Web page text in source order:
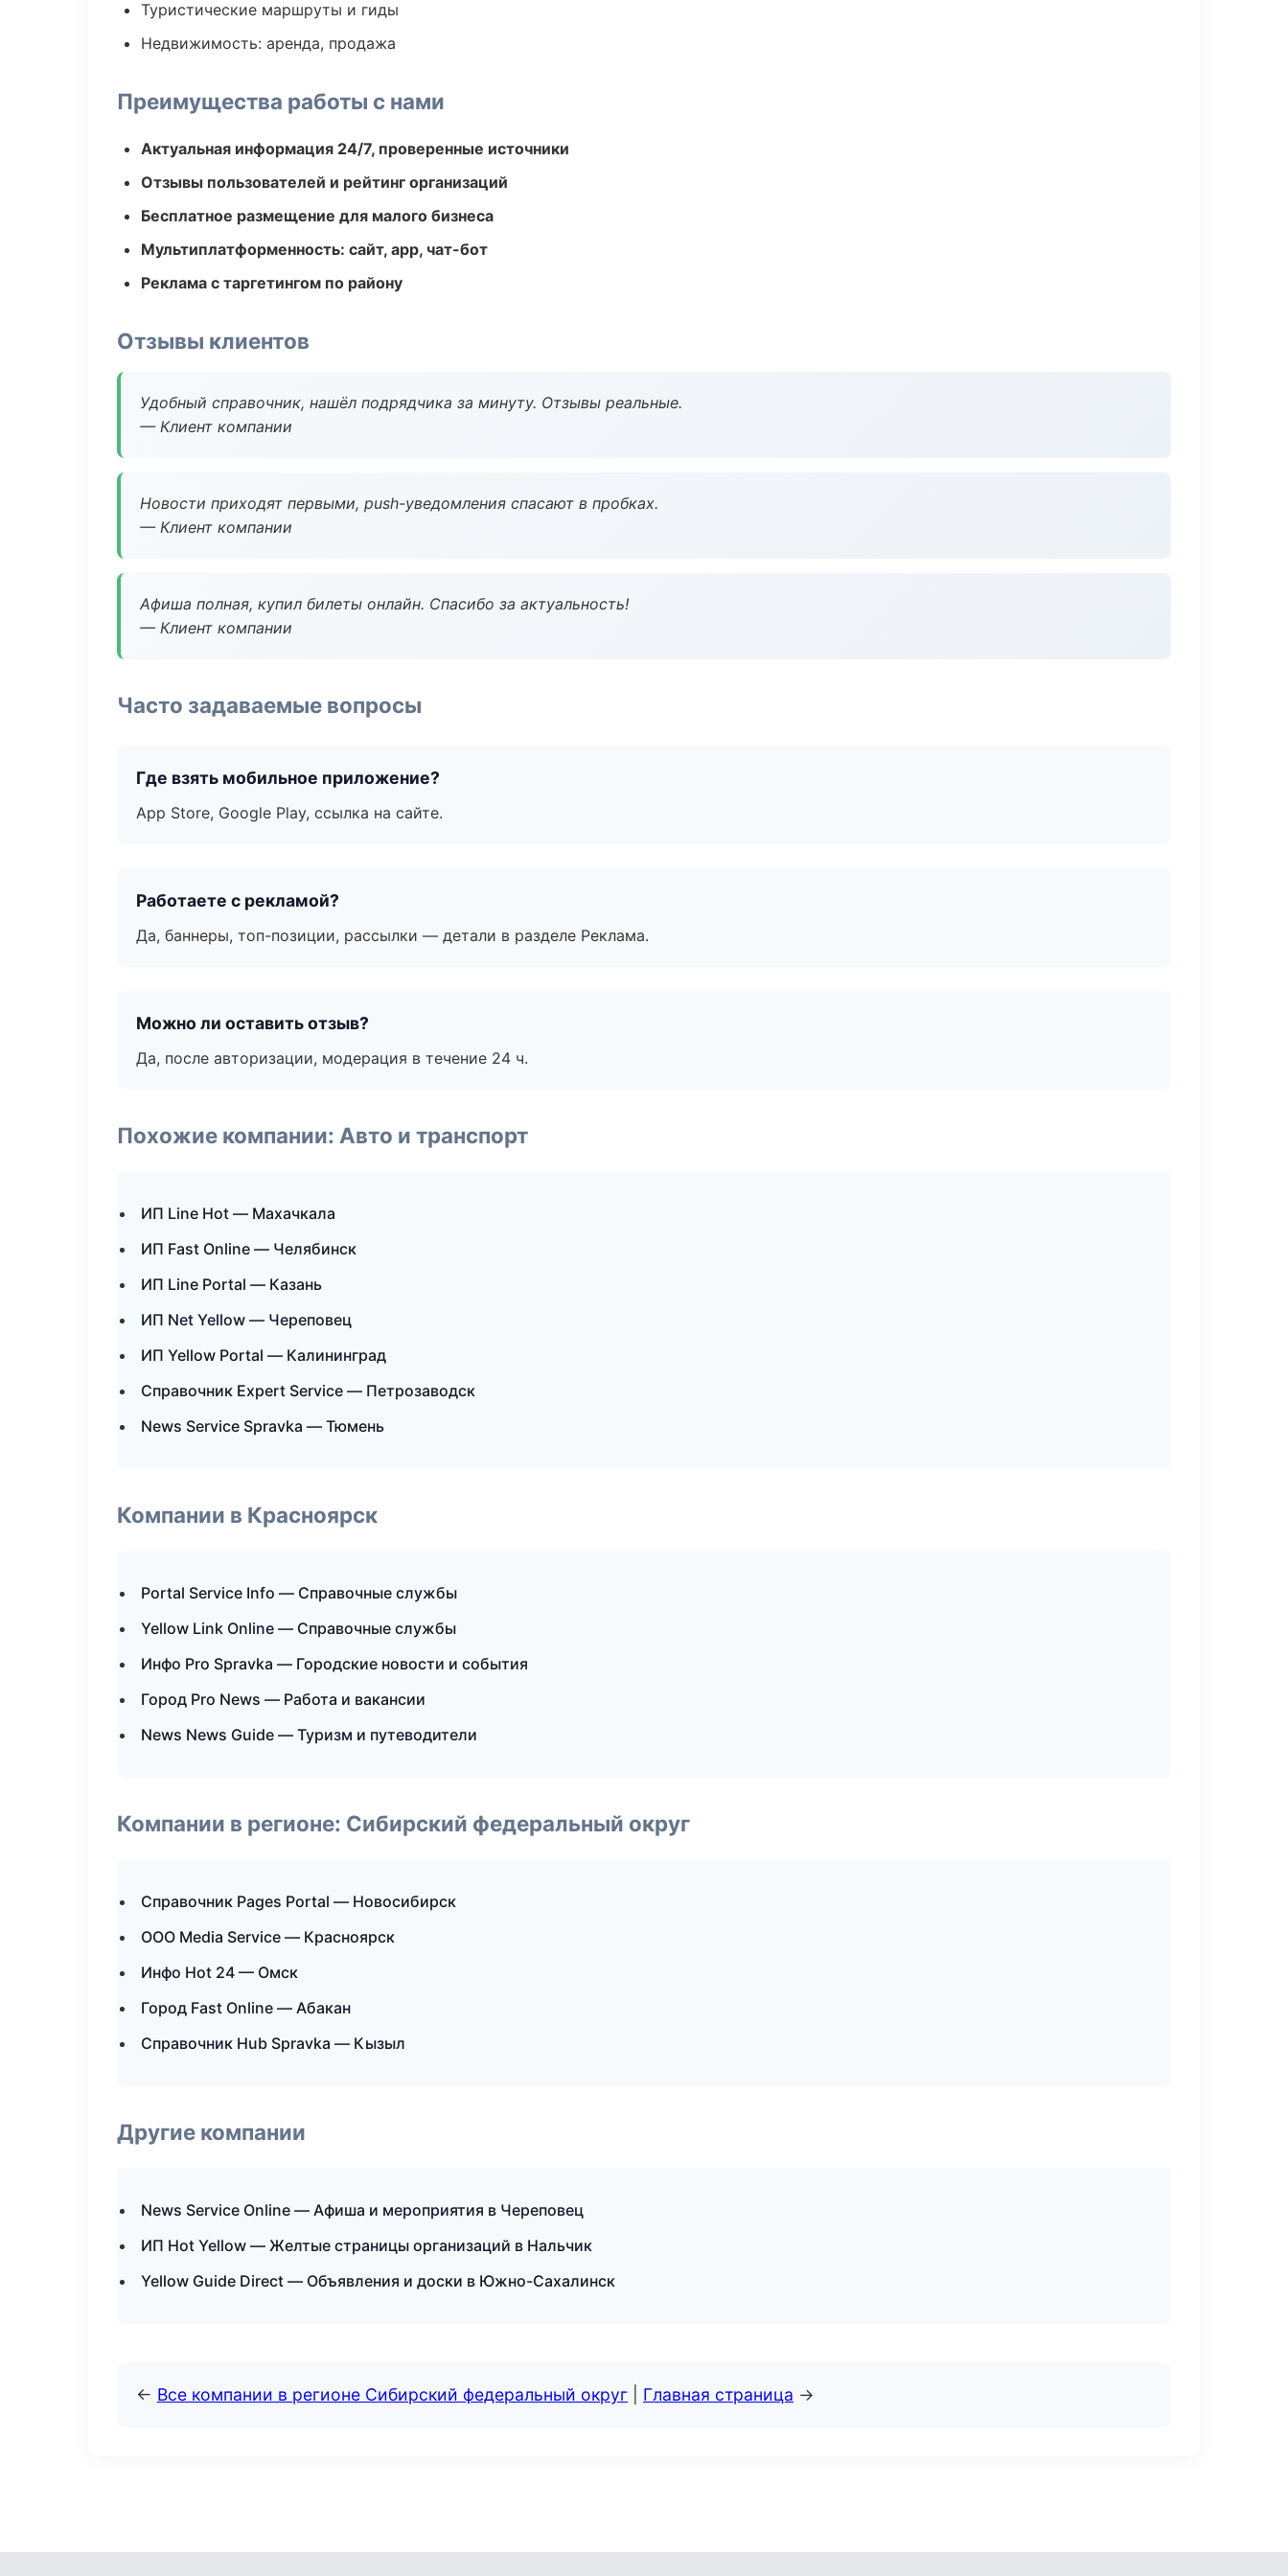
Туристические маршруты и гиды
Недвижимость: аренда, продажа
Преимущества работы с нами
Актуальная информация 24/7, проверенные источники
Отзывы пользователей и рейтинг организаций
Бесплатное размещение для малого бизнеса
Мультиплатформенность: сайт, app, чат-бот
Реклама с таргетингом по району
Отзывы клиентов
Удобный справочник, нашёл подрядчика за минуту. Отзывы реальные.
— Клиент компании
Новости приходят первыми, push-уведомления спасают в пробках.
— Клиент компании
Афиша полная, купил билеты онлайн. Спасибо за актуальность!
— Клиент компании
Часто задаваемые вопросы
Где взять мобильное приложение?
App Store, Google Play, ссылка на сайте.
Работаете с рекламой?
Да, баннеры, топ-позиции, рассылки — детали в разделе Реклама.
Можно ли оставить отзыв?
Да, после авторизации, модерация в течение 24 ч.
Похожие компании: Авто и транспорт
ИП Line Hot — Махачкала
ИП Fast Online — Челябинск
ИП Line Portal — Казань
ИП Net Yellow — Череповец
ИП Yellow Portal — Калининград
Справочник Expert Service — Петрозаводск
News Service Spravka — Тюмень
Компании в Красноярск
Portal Service Info — Справочные службы
Yellow Link Online — Справочные службы
Инфо Pro Spravka — Городские новости и события
Город Pro News — Работа и вакансии
News News Guide — Туризм и путеводители
Компании в регионе: Сибирский федеральный округ
Справочник Pages Portal — Новосибирск
ООО Media Service — Красноярск
Инфо Hot 24 — Омск
Город Fast Online — Абакан
Справочник Hub Spravka — Кызыл
Другие компании
News Service Online — Афиша и мероприятия в Череповец
ИП Hot Yellow — Желтые страницы организаций в Нальчик
Yellow Guide Direct — Объявления и доски в Южно-Сахалинск
← Все компании в регионе Сибирский федеральный округ Главная страница →